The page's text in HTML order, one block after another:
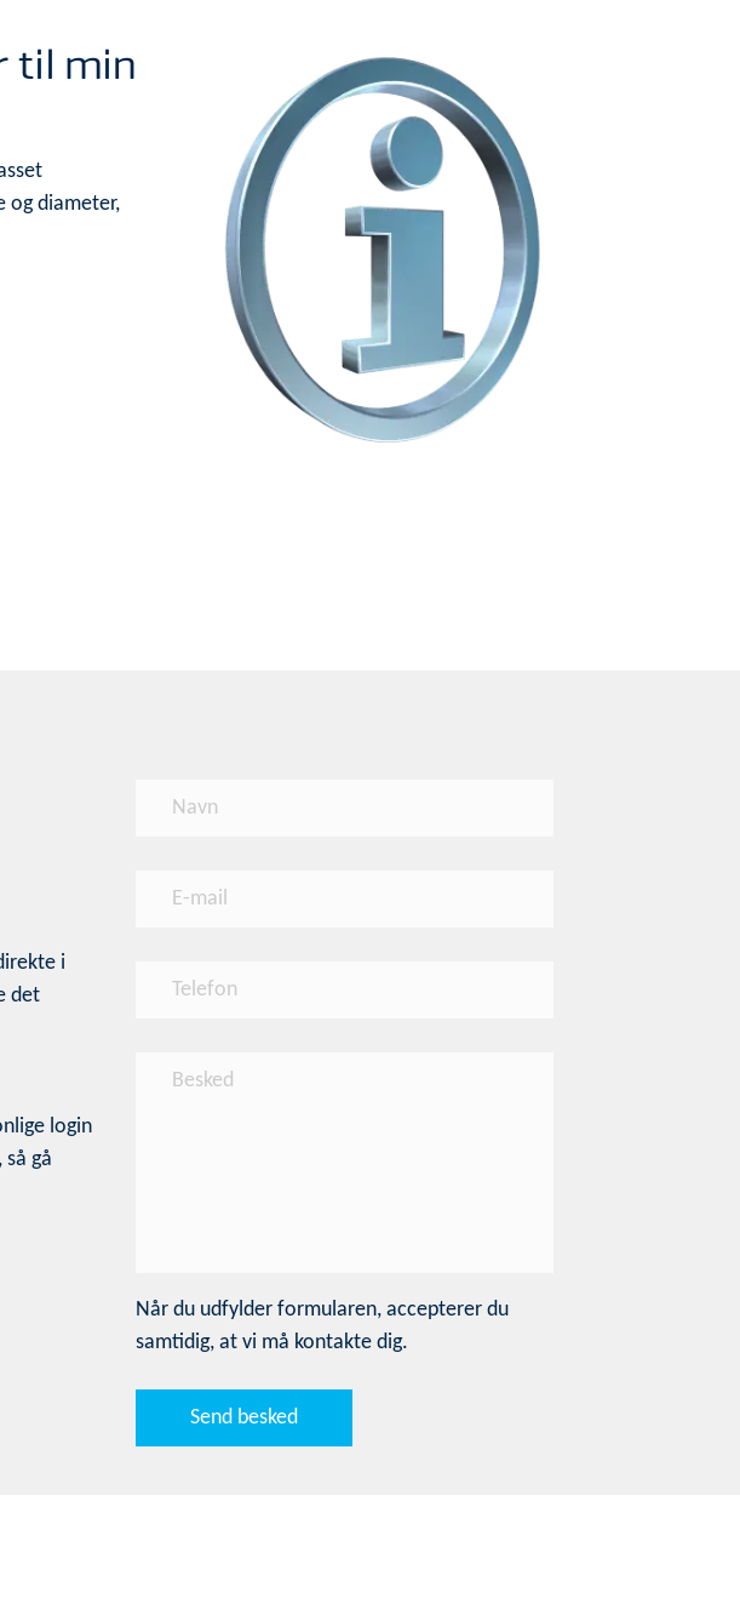
til min
og diameter,
i
det
login
gå
Når du udfylder formularen, accepterer du
samtidig, at vi må kontakte dig.